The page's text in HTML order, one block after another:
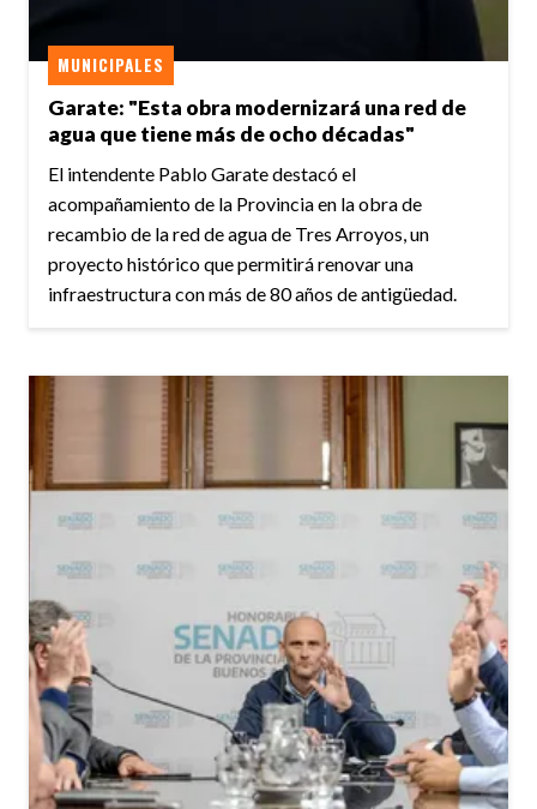
Garate: "Esta obra modernizará una red de
agua que tiene más de ocho décadas"
MUNICIPALES
El intendente Pablo Garate destacó el
acompañamiento de la Provincia en la obra de
recambio de la red de agua de Tres Arroyos, un
proyecto histórico que permitirá renovar una
infraestructura con más de 80 años de antigüedad.